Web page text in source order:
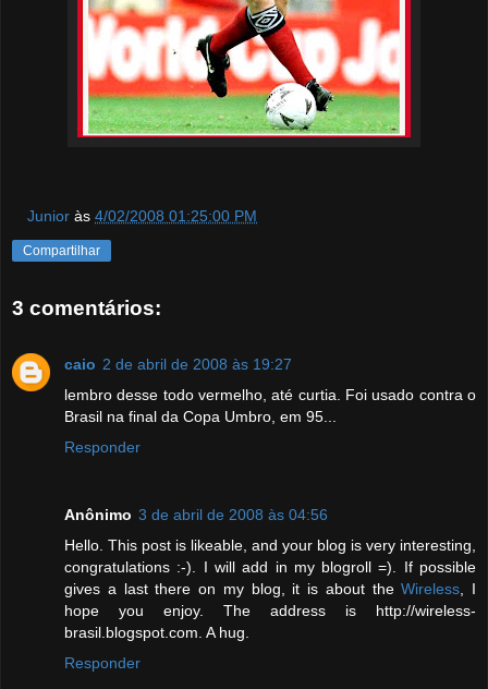
Junior às4/02/2008 01:25:00 PM
Compartilhar
3 comentários:
caio 2 de abril de 2008 às 19:27
lembro desse todo vermelho, até curtia. Foi usado contra o
Brasil na final da Copa Umbro, em 95...
Responder
Anônimo 3 de abril de 2008 às 04:56
Hello. This post is likeable, and your blog is very interesting,
congratulations :-). I will add in my blogroll =). If possible
gives a last there on my blog, it is about theWireless, I
hope you enjoy. The address is http://wireless-
brasil.blogspot.com. A hug.
Responder